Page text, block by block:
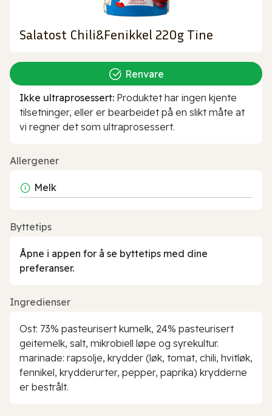
Salatost Chili&Fenikkel 220g Tine
Renvare
Ikke ultraprosessert: Produktet har ingen kjente
tilsetninger, eller er bearbeidet på en slikt måte at
vi regner det som ultraprosessert.
Allergener
Melk
Byttetips
Åpne i appen for å se byttetips med dine
preferanser.
Ingredienser
Ost: 73% pasteurisert kumelk, 24% pasteurisert
geitemelk, salt, mikrobiell løpe og syrekultur.
marinade: rapsolje, krydder (løk, tomat, chili, hvitløk,
fennikel, krydderurter, pepper, paprika) krydderne
er bestrålt.